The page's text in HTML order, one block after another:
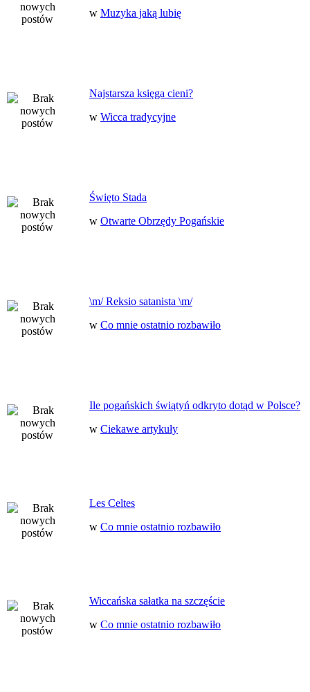
w Muzyka jaką lubię
Najstarsza księga cieni?
w Wicca tradycyjne
Święto Stada
w Otwarte Obrzędy Pogańskie
\m/ Reksio satanista \m/
w Co mnie ostatnio rozbawiło
Ile pogańskich świątyń odkryto dotąd w Polsce?
w Ciekawe artykuły
Les Celtes
w Co mnie ostatnio rozbawiło
Wiccańska sałatka na szczęście
w Co mnie ostatnio rozbawiło